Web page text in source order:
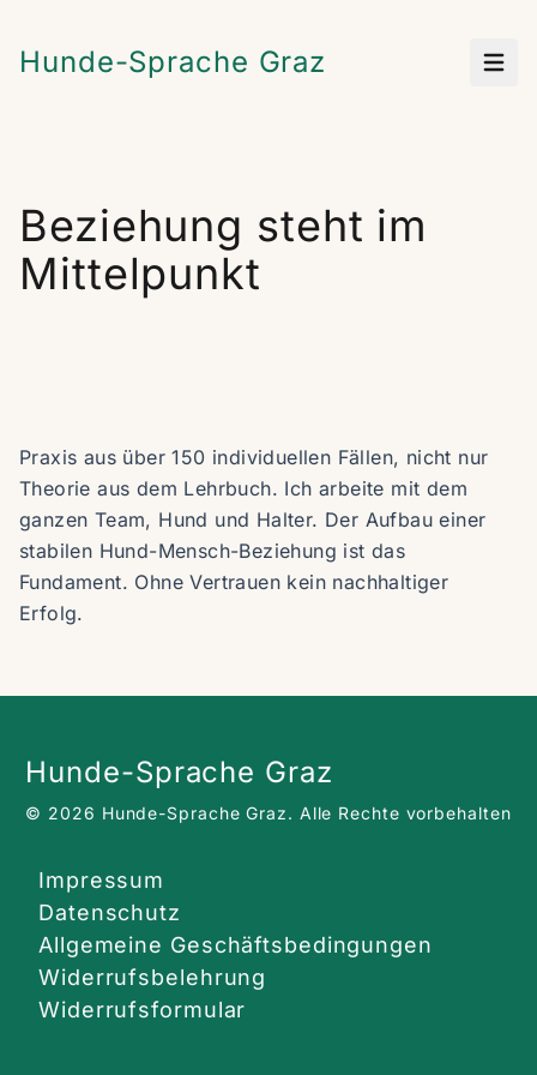
Hunde-Sprache Graz
Beziehung steht im
Mittelpunkt
Praxis aus über 150 individuellen Fällen, nicht nur
Theorie aus dem Lehrbuch. Ich arbeite mit dem
ganzen Team, Hund und Halter. Der Aufbau einer
stabilen Hund-Mensch-Beziehung ist das
Fundament. Ohne Vertrauen kein nachhaltiger
Erfolg.
Hunde-Sprache Graz
© 2026 Hunde-Sprache Graz. Alle Rechte vorbehalten
Impressum
Datenschutz
Allgemeine Geschäftsbedingungen
Widerrufsbelehrung
Widerrufsformular